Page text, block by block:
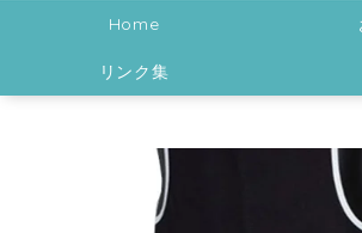
Home
リンク集